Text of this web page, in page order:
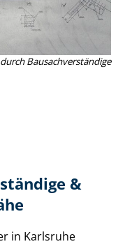
Bau­sach­ver­stän­di­ge
&
in Karlsruhe